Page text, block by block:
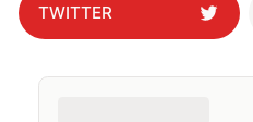
TWITTER